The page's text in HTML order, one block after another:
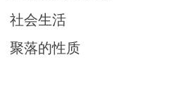
会生活
落的性质